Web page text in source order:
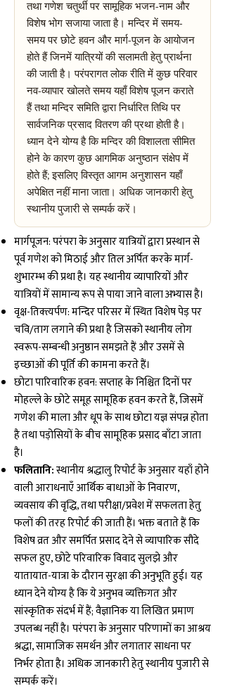
तथा गणेश चतुर्थी पर सामूहिक भजन-नाम और
विशेष भोग सजाया जाता है। मन्दिर में समय-
समय पर छोटे हवन और मार्ग-पूजन के आयोजन
होते हैं जिनमें यात्रियों की सलामती हेतु प्रार्थना
की जाती है। परंपरागत लोक रीति में कुछ परिवार
नव-व्यापार खोलते समय यहाँ विशेष पूजन कराते
हैं तथा मन्दिर समिति द्वारा निर्धारित तिथि पर
सार्वजनिक प्रसाद वितरण की प्रथा होती है।
ध्यान देने योग्य है कि मन्दिर की विशालता सीमित
होने के कारण कुछ आगमिक अनुष्ठान संक्षेप में
होते हैं; इसलिए विस्तृत आगम अनुशासन यहाँ
अपेक्षित नहीं माना जाता। अधिक जानकारी हेतु
स्थानीय पुजारी से सम्पर्क करें।
मार्गपूजन: परंपरा के अनुसार यात्रियों द्वारा प्रस्थान से
पूर्व गणेश को मिठाई और तिल अर्पित करके मार्ग-
शुभारम्भ की प्रथा है। यह स्थानीय व्यापारियों और
यात्रियों में सामान्य रूप से पाया जाने वाला अभ्यास है।
वृक्ष-तिक्त्यर्पण: मन्दिर परिसर में स्थित विशेष पेड़ पर
चवि/ताग लगाने की प्रथा है जिसको स्थानीय लोग
स्वरूप-सम्बन्धी अनुष्ठान समझते हैं और उसमें से
इच्छाओं की पूर्ति की कामना करते हैं।
छोटा पारिवारिक हवन: सप्ताह के निश्चित दिनों पर
मोहल्ले के छोटे समूह सामूहिक हवन करते हैं, जिसमें
गणेश की माला और धूप के साथ छोटा यज्ञ संपन्न होता
है तथा पड़ोसियों के बीच सामूहिक प्रसाद बाँटा जाता
है।
फलितानि:स्थानीय श्रद्धालु रिपोर्ट के अनुसार यहाँ होने
वाली आराधनाएँ आर्थिक बाधाओं के निवारण,
व्यवसाय की वृद्धि, तथा परीक्षा/प्रवेश में सफलता हेतु
फलों की तरह रिपोर्ट की जाती हैं। भक्त बताते हैं कि
विशेष व्रत और समर्पित प्रसाद देने से व्यापारिक सौदे
सफल हुए, छोटे परिवारिक विवाद सुलझे और
यातायात-यात्रा के दौरान सुरक्षा की अनुभूति हुई। यह
ध्यान देने योग्य है कि ये अनुभव व्यक्तिगत और
सांस्कृतिक संदर्भ में हैं; वैज्ञानिक या लिखित प्रमाण
उपलब्ध नहीं है। परंपरा के अनुसार परिणामों का आश्रय
श्रद्धा, सामाजिक समर्थन और लगातार साधना पर
निर्भर होता है। अधिक जानकारी हेतु स्थानीय पुजारी से
सम्पर्क करें।